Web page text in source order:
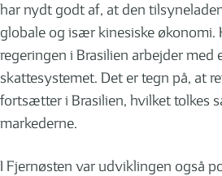
har nydt godt af, at den
globale og især kinesiske økonomi.
regeringen i Brasilien arbejder med
skattesystemet. Det er tegn på, at
fortsætter i Brasilien, hvilket tolkes
markederne.
I Fjernøsten var udviklingen også